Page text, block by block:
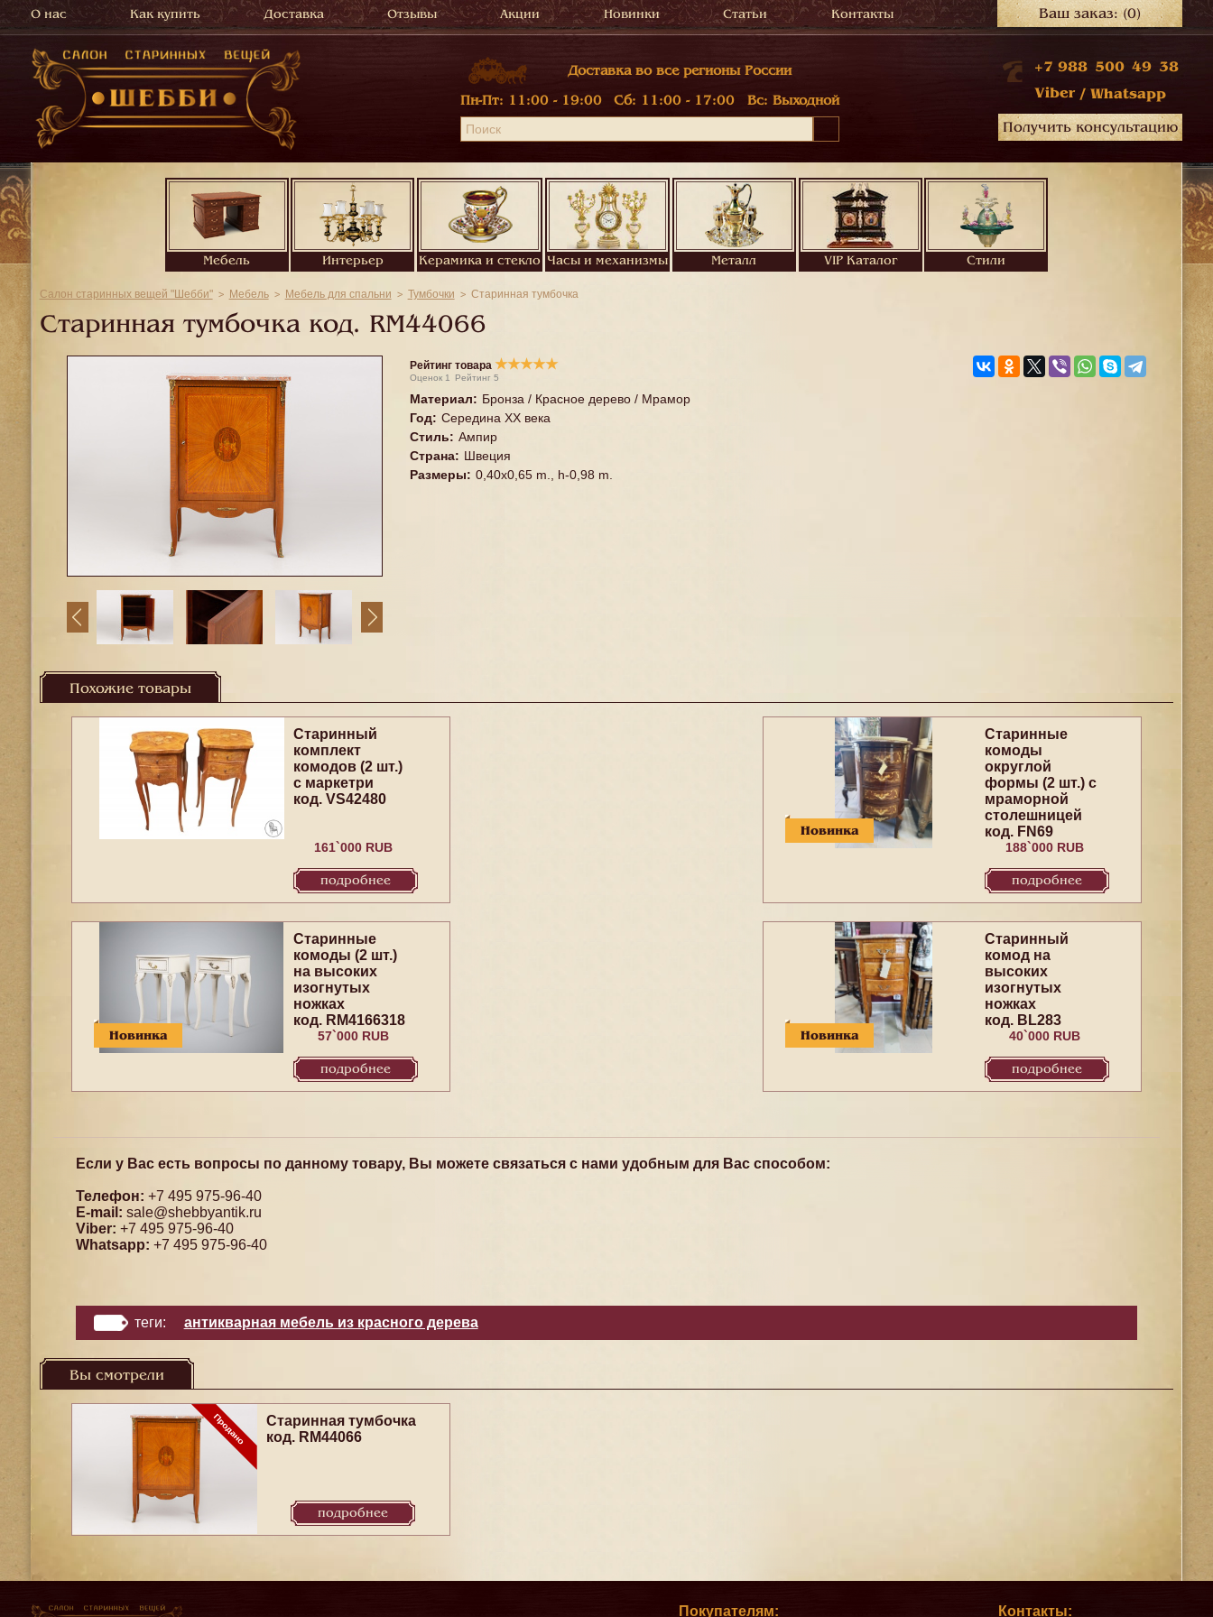
О нас Как купить Доставка Отзывы Акции Новинки Статьи Контакты Ваш заказ:(0)
Доставка во все регионы России
Пн-Пт: 11:00 - 19:00 Сб: 11:00 - 17:00 Вс: Выходной
+7 988 500 49 38
Viber / Whatsapp
Получить консультацию
Мебель Интерьер Керамика и стекло Часы и механизмы Металл VIP Каталог Стили
Салон старинных вещей "Шебби" Мебель Мебель для спальни Тумбочки Старинная тумбочка
Старинная тумбочка код. RM44066
Рейтинг товара ★★★★★
Оценок 1 Рейтинг 5
Материал: Бронза / Красное дерево / Мрамор
Год: Середина XX векa
Стиль: Ампир
Страна: Швеция
Размеры: 0,40x0,65 m., h-0,98 m.
Похожие товары
Старинный
комплект
комодов (2 шт.)
с маркетри
код. VS42480
161`000 RUB
подробнее
Новинка
Старинные
комоды
округлой
формы (2 шт.) с
мраморной
столешницей
код. FN69
188`000 RUB
подробнее
Новинка
Старинные
комоды (2 шт.)
на высоких
изогнутых
ножках
код. RM4166318
57`000 RUB
подробнее
Новинка
Старинный
комод на
высоких
изогнутых
ножках
код. BL283
40`000 RUB
подробнее
Если у Вас есть вопросы по данному товару, Вы можете связаться с нами удобным для Вас способом:
Телефон: +7 495 975-96-40
E-mail: sale@shebbyantik.ru
Viber: +7 495 975-96-40
Whatsapp: +7 495 975-96-40
теги: антикварная мебель из красного дерева
Вы смотрели
Старинная тумбочка
код. RM44066
подробнее
Покупателям: Контакты: